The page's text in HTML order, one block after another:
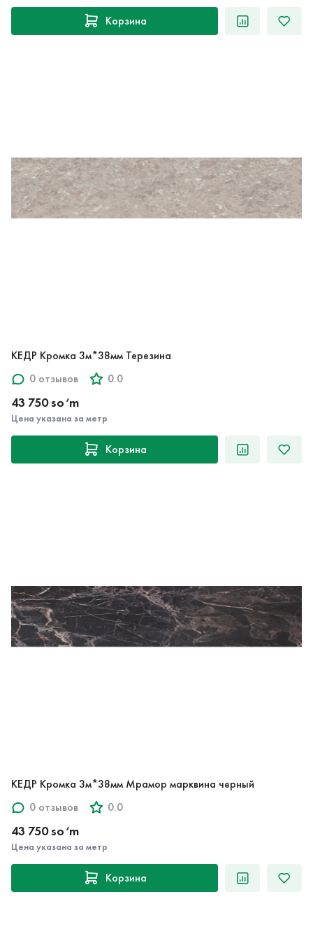
Корзина
КЕДР Кромка 3м*38мм Терезина
0 отзывов
0.0
43 750 so‘m
Цена указана за метр
Корзина
КЕДР Кромка 3м*38мм Мрамор марквина черный
0 отзывов
0.0
43 750 so‘m
Цена указана за метр
Корзина